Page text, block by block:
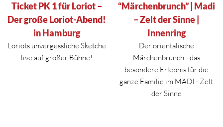
Aktueller Preis ist: 39,00 €.
Ticket PK 1 für Loriot –
Der große Loriot-Abend!
in Hamburg
Loriots unvergessliche Sketche
live auf großer Bühne!
Aktueller Preis ist: 29,00 €.
“Märchenbrunch” | Madi
– Zelt der Sinne |
Innenring
Der orientalische
Märchenbrunch - das
besondere Erlebnis für die
ganze Familie im MADI - Zelt
der Sinne